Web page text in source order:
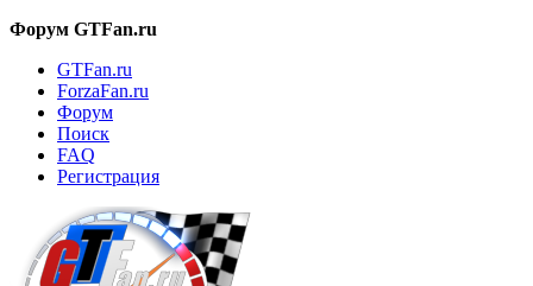
Форум GTFan.ru
GTFan.ru
ForzaFan.ru
Форум
Поиск
FAQ
Регистрация